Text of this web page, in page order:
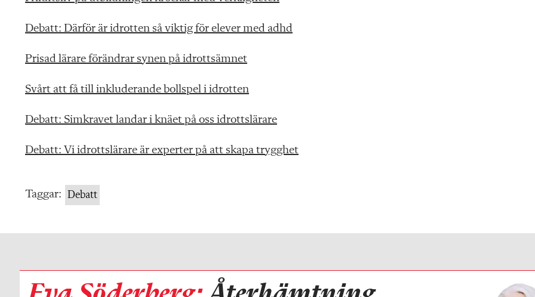
Debatt: Därför är idrotten så viktig för elever med adhd
Prisad lärare förändrar synen på idrottsämnet
Svårt att få till inkluderande bollspel i idrotten
Debatt: Simkravet landar i knäet på oss idrottslärare
Debatt: Vi idrottslärare är experter på att skapa trygghet
Taggar: Debatt